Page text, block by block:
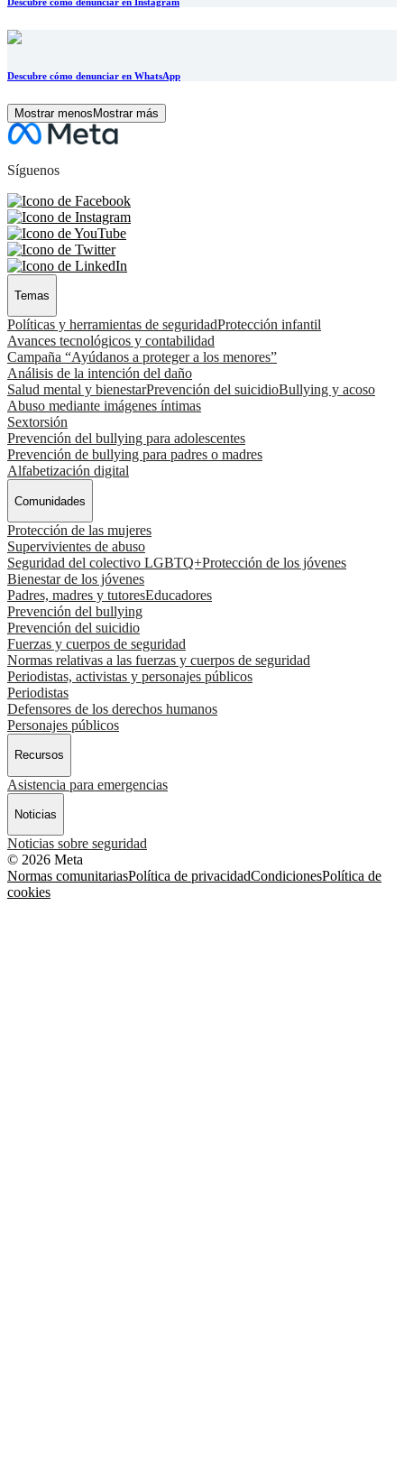
Descubre cómo denunciar en WhatsApp
Mostrar menos Mostrar más
Síguenos
Temas
Políticas y herramientas de seguridadProtección infantil
Avances tecnológicos y contabilidad
Campaña “Ayúdanos a proteger a los menores”
Análisis de la intención del daño
Salud mental y bienestarPrevención del suicidioBullying y acoso
Abuso mediante imágenes íntimas
Sextorsión
Prevención del bullying para adolescentes
Prevención de bullying para padres o madres
Alfabetización digital
Comunidades
Protección de las mujeres
Supervivientes de abuso
Seguridad del colectivo LGBTQ+Protección de los jóvenes
Bienestar de los jóvenes
Padres, madres y tutoresEducadores
Prevención del bullying
Prevención del suicidio
Fuerzas y cuerpos de seguridad
Normas relativas a las fuerzas y cuerpos de seguridad
Periodistas, activistas y personajes públicos
Periodistas
Defensores de los derechos humanos
Personajes públicos
Recursos
Asistencia para emergencias
Noticias
Noticias sobre seguridad
© 2026 Meta
Normas comunitariasPolítica de privacidadCondicionesPolítica de
cookies